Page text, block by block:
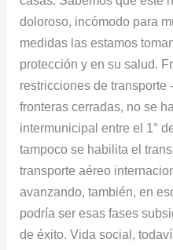
doloroso, incómodo para
medidas las estamos
protección y en su salud.
restricciones de transporte
fronteras cerradas, no se
intermunicipal entre el 1°
tampoco se habilita el
transporte aéreo
avanzando, también, en
podría ser esas fases
de éxito. Vida social,